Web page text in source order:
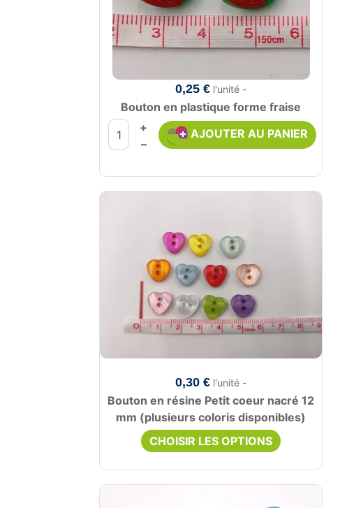
0,25 € l'unité -
Bouton en plastique forme fraise
+
–
AJOUTER AU PANIER
0,30 € l'unité -
Bouton en résine Petit coeur nacré 12
mm (plusieurs coloris disponibles)
CHOISIR LES OPTIONS